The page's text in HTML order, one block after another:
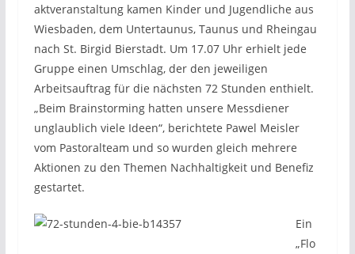
aktveranstaltung kamen Kinder und Jugendliche aus
Wiesbaden, dem Untertaunus, Taunus und Rheingau
nach St. Birgid Bierstadt. Um 17.07 Uhr erhielt jede
Gruppe einen Umschlag, der den jeweiligen
Arbeitsauftrag für die nächsten 72 Stunden enthielt.
„Beim Brainstorming hatten unsere Messdiener
unglaublich viele Ideen“, berichtete Pawel Meisler
vom Pastoralteam und so wurden gleich mehrere
Aktionen zu den Themen Nachhaltigkeit und Benefiz
gestartet.
Ein
„Flo